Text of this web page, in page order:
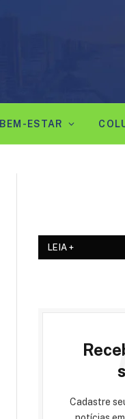
ESTAR
LEIA +
Cadastre